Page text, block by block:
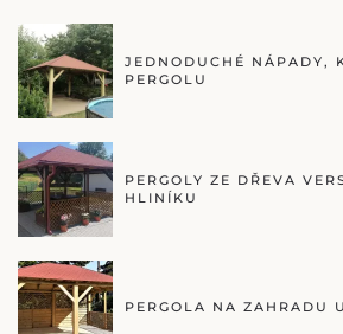
JEDNODUCHÉ NÁPADY,
PERGOLU
PERGOLY ZE DŘEVA
HLINÍKU
PERGOLA NA ZAHRADU